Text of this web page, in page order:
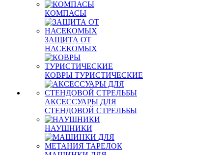
КОМПАСЫ
ЗАЩИТА ОТ
НАСЕКОМЫХ
КОВРЫ ТУРИСТИЧЕСКИЕ
АКСЕССУАРЫ ДЛЯ
СТЕНДОВОЙ СТРЕЛЬБЫ
НАУШНИКИ